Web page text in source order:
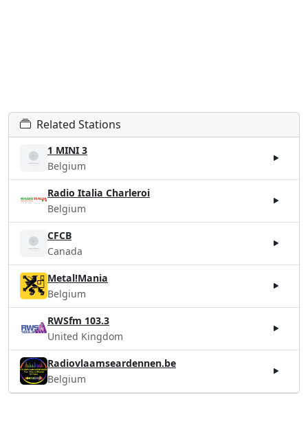
Related Stations
1 MINI 3
Belgium
Radio Italia Charleroi
Belgium
CFCB
Canada
Metal!Mania
Belgium
RWSfm 103.3
United Kingdom
Radiovlaamseardennen.be
Belgium